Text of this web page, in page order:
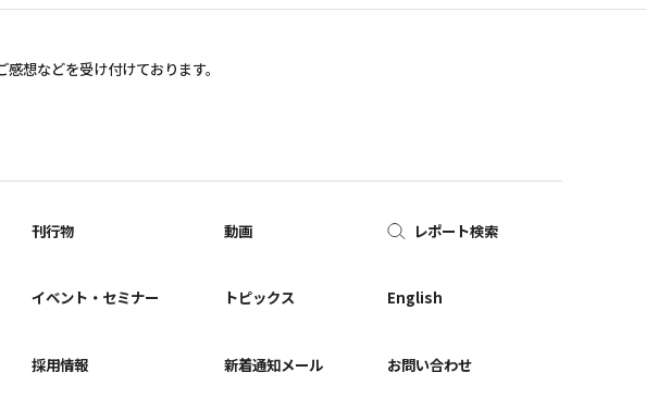
感想などを受け付けております。
刊行物
イベント・セミナー
採用情報
動画
トピックス
新着通知メール
レポート検索
English
お問い合わせ